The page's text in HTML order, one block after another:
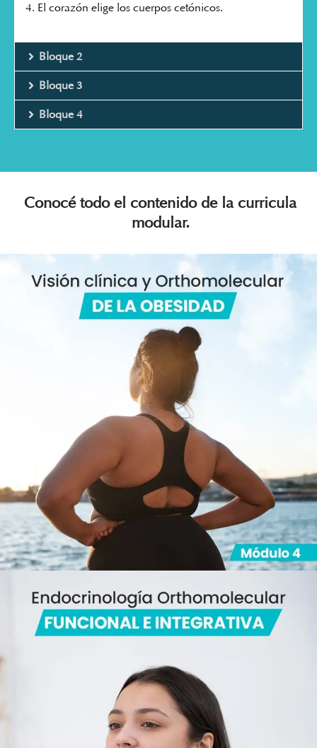
4. El corazón elige los cuerpos cetónicos.
Bloque 2
Bloque 3
Bloque 4
Conocé todo el contenido de la curricula
modular.